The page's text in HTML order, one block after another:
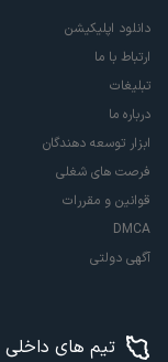
دانلود اپلیکیشن
ارتباط با ما
تبلیغات
درباره ما
ابزار توسعه دهندگان
فرصت های شغلی
قوانین و مقررات
DMCA
آگهی دولتی
تیم های داخلی